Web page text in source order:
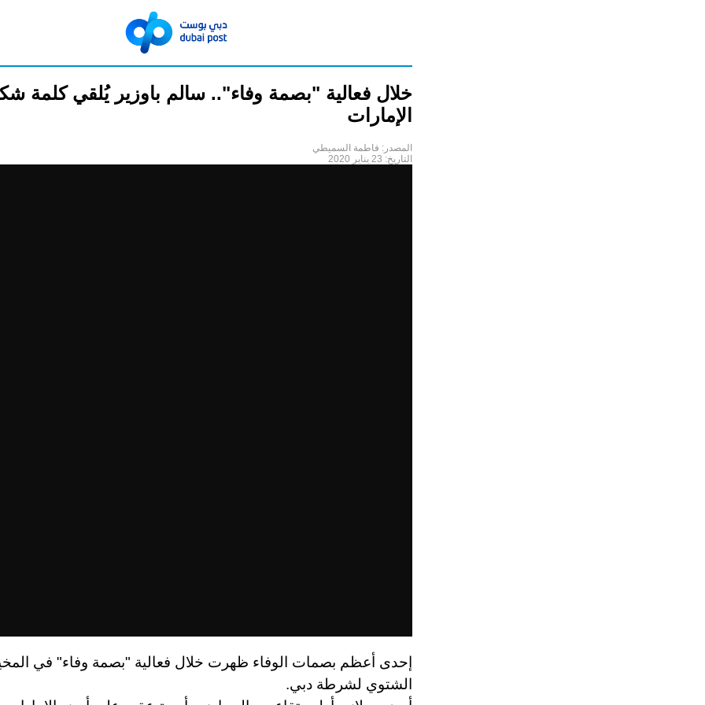
خلال فعالية "بصمة وفاء".. سالم باوزير يُلقي كلمة
الإمارات
المصدر: فاطمة السميطي
التاريخ: 23 يناير 2020
إحدى أعظم بصمات الوفاء ظهرت خلال فعالية "بصمة وفاء" في
الشتوي لشرطة دبي.